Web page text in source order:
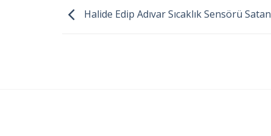
Halide Edip Adıvar Sıcaklık Sensörü